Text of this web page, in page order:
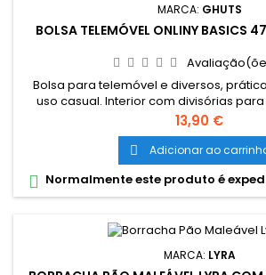
MARCA: GHUTS
BOLSA TELEMÓVEL ONLINY BASICS
Bolsa para telemóvel e diversos,
uso casual. Interior com divisórias
escolar, bolsa exterior com fecho e
Dimensões: • 9,5 x 18 x 2 cm Material: •
e cursor certificados YKK PVP
Preço
13,90 €
 Adicionar ao
 Normalmente este produto é
MARCA: LYRA